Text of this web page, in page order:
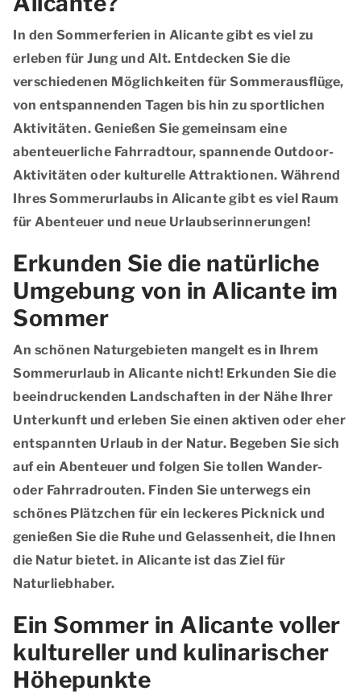
In den Sommerferien in Alicante gibt es viel zu
erleben für Jung und Alt. Entdecken Sie die
verschiedenen Möglichkeiten für Sommerausflüge,
von entspannenden Tagen bis hin zu sportlichen
Aktivitäten. Genießen Sie gemeinsam eine
abenteuerliche Fahrradtour, spannende Outdoor-
Aktivitäten oder kulturelle Attraktionen. Während
Ihres Sommerurlaubs in Alicante gibt es viel Raum
für Abenteuer und neue Urlaubserinnerungen!
Erkunden Sie die natürliche
Umgebung von in Alicante im
Sommer
An schönen Naturgebieten mangelt es in Ihrem
Sommerurlaub in Alicante nicht! Erkunden Sie die
beeindruckenden Landschaften in der Nähe Ihrer
Unterkunft und erleben Sie einen aktiven oder eher
entspannten Urlaub in der Natur. Begeben Sie sich
auf ein Abenteuer und folgen Sie tollen Wander-
oder Fahrradrouten. Finden Sie unterwegs ein
schönes Plätzchen für ein leckeres Picknick und
genießen Sie die Ruhe und Gelassenheit, die Ihnen
die Natur bietet. in Alicante ist das Ziel für
Naturliebhaber.
Ein Sommer in Alicante voller
kultureller und kulinarischer
Höhepunkte